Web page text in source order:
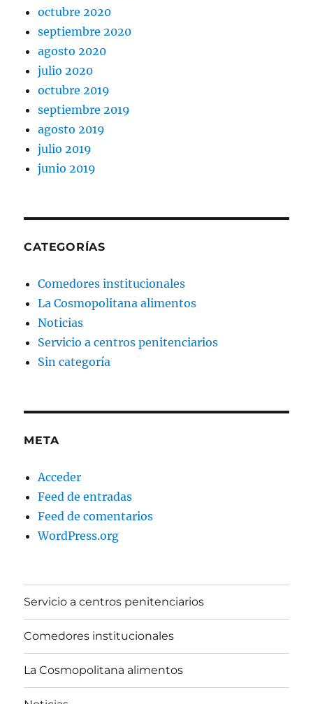
octubre 2020
septiembre 2020
agosto 2020
julio 2020
octubre 2019
septiembre 2019
agosto 2019
julio 2019
junio 2019
CATEGORÍAS
Comedores institucionales
La Cosmopolitana alimentos
Noticias
Servicio a centros penitenciarios
Sin categoría
META
Acceder
Feed de entradas
Feed de comentarios
WordPress.org
Servicio a centros penitenciarios
Comedores institucionales
La Cosmopolitana alimentos